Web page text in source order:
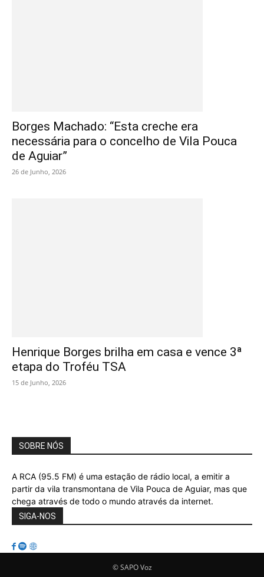
Borges Machado: “Esta creche era
necessária para o concelho de Vila Pouca
de Aguiar”
26 de Junho, 2026
Henrique Borges brilha em casa e vence 3ª
etapa do Troféu TSA
15 de Junho, 2026
SOBRE NÓS
A RCA (95.5 FM) é uma estação de rádio local, a emitir a
partir da vila transmontana de Vila Pouca de Aguiar, mas que
chega através de todo o mundo através da internet.
SIGA-NOS
© SAPO Voz